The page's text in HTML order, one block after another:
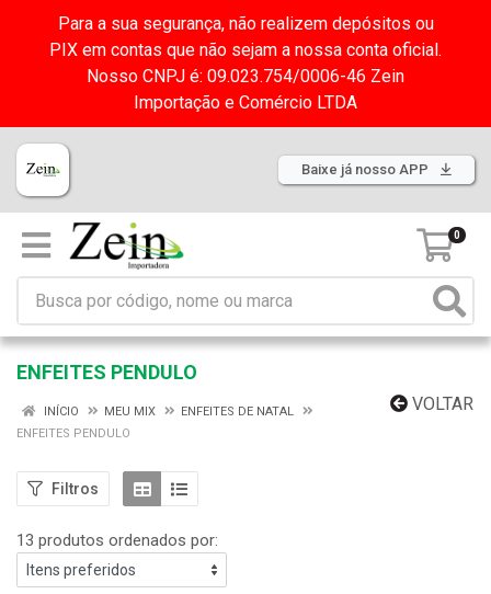
Para a sua segurança, não realizem depósitos ou
PIX em contas que não sejam a nossa conta oficial.
Nosso CNPJ é: 09.023.754/0006-46 Zein
Importação e Comércio LTDA
Baixe já nosso APP
0
ENFEITES PENDULO
VOLTAR
INÍCIO MEU MIX
ENFEITES DE NATAL
ENFEITES PENDULO
Filtros
13 produtos ordenados por: